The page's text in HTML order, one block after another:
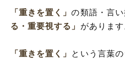
「重きを置く」の類語・言い
る・重要視する」 があります
「重きを置く」 という言葉